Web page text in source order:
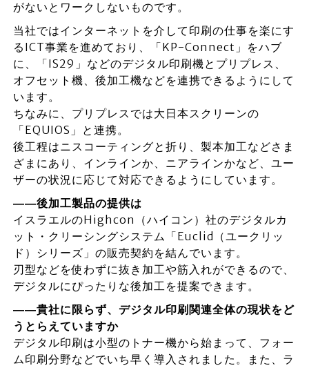
がないとワークしないものです。
当社ではインターネットを介して印刷の仕事を楽にす
るICT事業を進めており、「KP-Connect」をハブ
に、「IS29」などのデジタル印刷機とプリプレス、
オフセット機、後加工機などを連携できるようにして
います。
ちなみに、プリプレスでは大日本スクリーンの
「EQUIOS」と連携。
後工程はニスコーティングと折り、製本加工などさま
ざまにあり、インラインか、ニアラインかなど、ユー
ザーの状況に応じて対応できるようにしています。
――後加工製品の提供は
イスラエルのHighcon（ハイコン）社のデジタルカ
ット・クリーシングシステム「Euclid（ユークリッ
ド）シリーズ」の販売契約を結んでいます。
刃型などを使わずに抜き加工や筋入れができるので、
デジタルにぴったりな後加工を提案できます。
――貴社に限らず、デジタル印刷関連全体の現状をど
うとらえていますか
デジタル印刷は小型のトナー機から始まって、フォー
ム印刷分野などでいち早く導入されました。また、ラ